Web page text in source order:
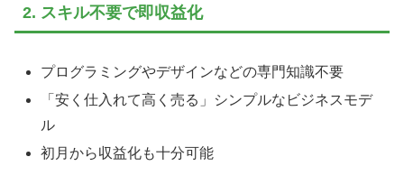
2. スキル不要で即収益化
プログラミングやデザインなどの専門知識不要
「安く仕入れて高く売る」シンプルなビジネスモデ
ル
初月から収益化も十分可能